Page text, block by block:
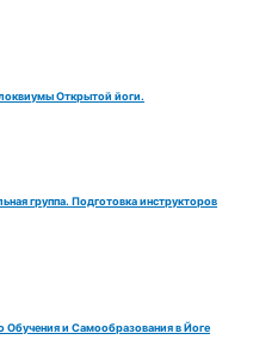
Открытой йоги.
группа. Подготовка инструкторов
и Самообразования в Йоге